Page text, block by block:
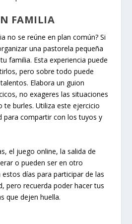
FAMILIA
no se reúne en plan común? Si
una pastorela pequeña
familia. Esta experiencia puede
pero sobre todo puede
Elabora un guion
no exageres las situaciones
burles. Utiliza este ejercicio
para compartir con los tuyos y
el juego online, la salida de
o pueden ser en otro
días para participar de las
pero recuerda poder hacer tus
que dejen huella.